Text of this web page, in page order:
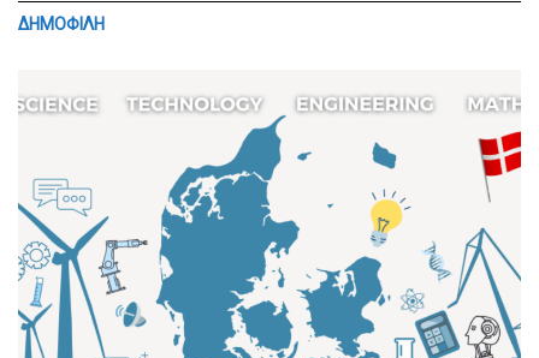
ΔΗΜΟΦΙΛΗ